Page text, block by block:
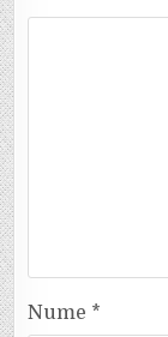
Nume *